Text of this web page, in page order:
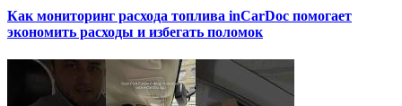
Как мониторинг расхода топлива inCarDoc помогает
экономить расходы и избегать поломок